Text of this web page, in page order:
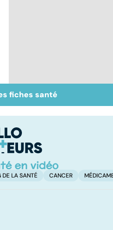
Tout savoir sur les
infections
fiches santé
DE LA SANTÉ CANCER